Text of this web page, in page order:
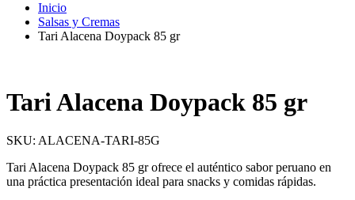
Inicio
Salsas y Cremas
Tari Alacena Doypack 85 gr
Tari Alacena Doypack 85 gr
SKU: ALACENA-TARI-85G
Tari Alacena Doypack 85 gr ofrece el auténtico sabor peruano en
una práctica presentación ideal para snacks y comidas rápidas.